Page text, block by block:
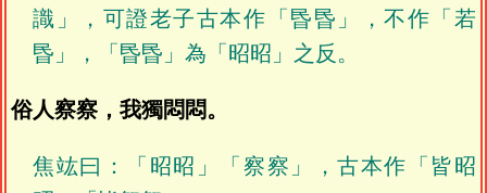
識」，可證老子古本作「昬昬」，不作「若
昬」，「昬昬」為「昭昭」之反。
俗人察察，我獨悶悶。
焦竑曰：「昭昭」「察察」，古本作「皆昭